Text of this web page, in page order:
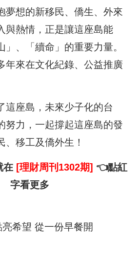
夢想的新移民、僑生、外來
與熱情，正是讓這座島能
」、「續命」的重要力量。
年來在文化紀錄、公益推廣
這座島，未來少子化的台
努力，一起撐起這座島的發
、移工及僑外生！
在 [理財周刊1302期] 👈點紅
字看更多
亮希望 從一份早餐開